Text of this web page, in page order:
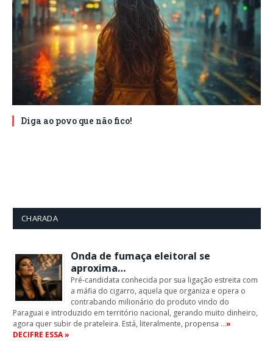
Diga ao povo que não fico!
CHARADA
Onda de fumaça eleitoral se
aproxima…
Pré-candidata conhecida por sua ligação estreita com
a máfia do cigarro, aquela que organiza e opera o
contrabando milionário do produto vindo do
Paraguai e introduzido em território nacional, gerando muito dinheiro,
agora quer subir de prateleira. Está, literalmente, propensa …»
DECIFRE ESSA »